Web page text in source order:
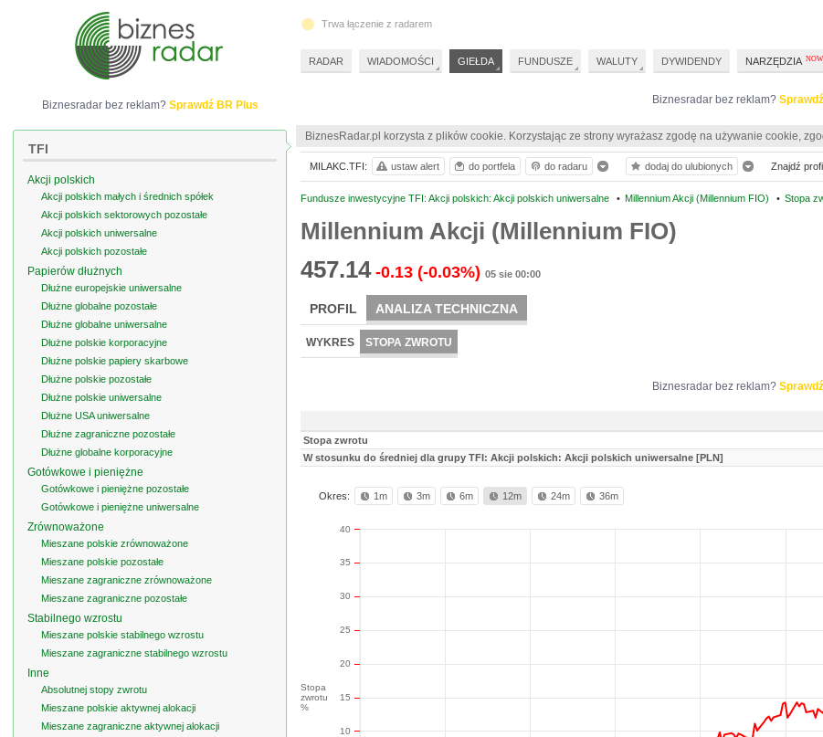
Biznesradar bez reklam?
BiznesRadar.pl korzysta z plików cookie. Korzystając ze strony wyrażasz zgodę na używanie cookie,
Fundusze inwestycyjne TFI: Akcji polskich: Akcji polskich uniwersalne • Millennium Akcji (Millennium FIO) • Stopa
Millennium Akcji (Millennium FIO)
457.14 -0.13 (-0.03%) 05 sie 00:00
PROFIL ANALIZA TECHNICZNA
WYKRES STOPA ZWROTU
Biznesradar bez reklam?
Stopa zwrotu
W stosunku do średniej dla grupy TFI: Akcji polskich: Akcji polskich uniwersalne [PLN]
Okres:
1m 3m 6m 12m 24m 36m
Stopa
zwrotu
%
10
15
20
25
30
35
40
MILAKC.TFI: ustaw alert do portfela do radaru dodaj do ulubionych Znajdź
Biznesradar bez reklam? Sprawdź BR Plus
TFI
Akcji polskich
Akcji polskich małych i średnich spółek
Akcji polskich sektorowych pozostałe
Akcji polskich uniwersalne
Akcji polskich pozostałe
Papierów dłużnych
Dłużne europejskie uniwersalne
Dłużne globalne pozostałe
Dłużne globalne uniwersalne
Dłużne polskie korporacyjne
Dłużne polskie papiery skarbowe
Dłużne polskie pozostałe
Dłużne polskie uniwersalne
Dłużne USA uniwersalne
Dłużne zagraniczne pozostałe
Dłużne globalne korporacyjne
Gotówkowe i pieniężne
Gotówkowe i pieniężne pozostałe
Gotówkowe i pieniężne uniwersalne
Zrównoważone
Mieszane polskie zrównoważone
Mieszane polskie pozostałe
Mieszane zagraniczne zrównoważone
Mieszane zagraniczne pozostałe
Stabilnego wzrostu
Mieszane polskie stabilnego wzrostu
Mieszane zagraniczne stabilnego wzrostu
Inne
Absolutnej stopy zwrotu
Mieszane polskie aktywnej alokacji
Mieszane zagraniczne aktywnej alokacji
Trwa łączenie z radarem
RADAR WIADOMOŚCI GIEŁDA FUNDUSZE WALUTY DYWIDENDY NARZĘDZIA